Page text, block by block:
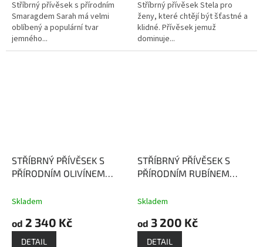
Stříbrný přívěsek s přírodním
Smaragdem Sarah má velmi
oblíbený a populární tvar
jemného...
Stříbrný přívěsek Stela pro
ženy, které chtějí být šťastné a
klidné. Přívěsek jemuž
dominuje...
STŘÍBRNÝ PŘÍVĚSEK S
PŘÍRODNÍM OLIVÍNEM
rovnováhu a klid do naší
Skladem
od 2 340 Kč
DETAIL
STŘÍBRNÝ PŘÍVĚSEK S
PŘÍRODNÍM RUBÍNEM
vášně a bohatství
Skladem
od 3 200 Kč
DETAIL